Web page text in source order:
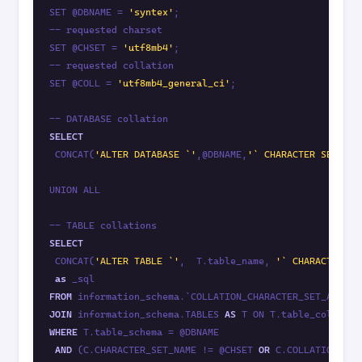
SET @DBNAME =
'syntex' ;
-- requested charset
SET @CHSET =
'utf8mb4' ;
-- requested collation
SET @COLL =
'utf8mb4_general_ci' ;
SELECT
CONCAT( 'ALTER DATABASE `' ,@DBNAME, '` CHARACTER SET '
UNION ALL
SELECT
CONCAT( 'ALTER TABLE `' ,  T.table_name,
'` CHARACTER
as
FROM
JOIN information_schema.TABLES AS
WHERE T.table_schema = @DBNAME
AND (C.CHARACTER_SET_NAME != @CHSET OR